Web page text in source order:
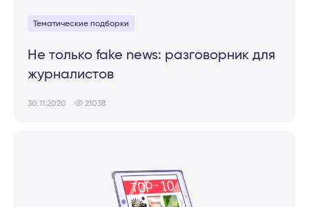
Тематические подборки
He только fake news: разговорник для
журналистов
30.11.2020 21038